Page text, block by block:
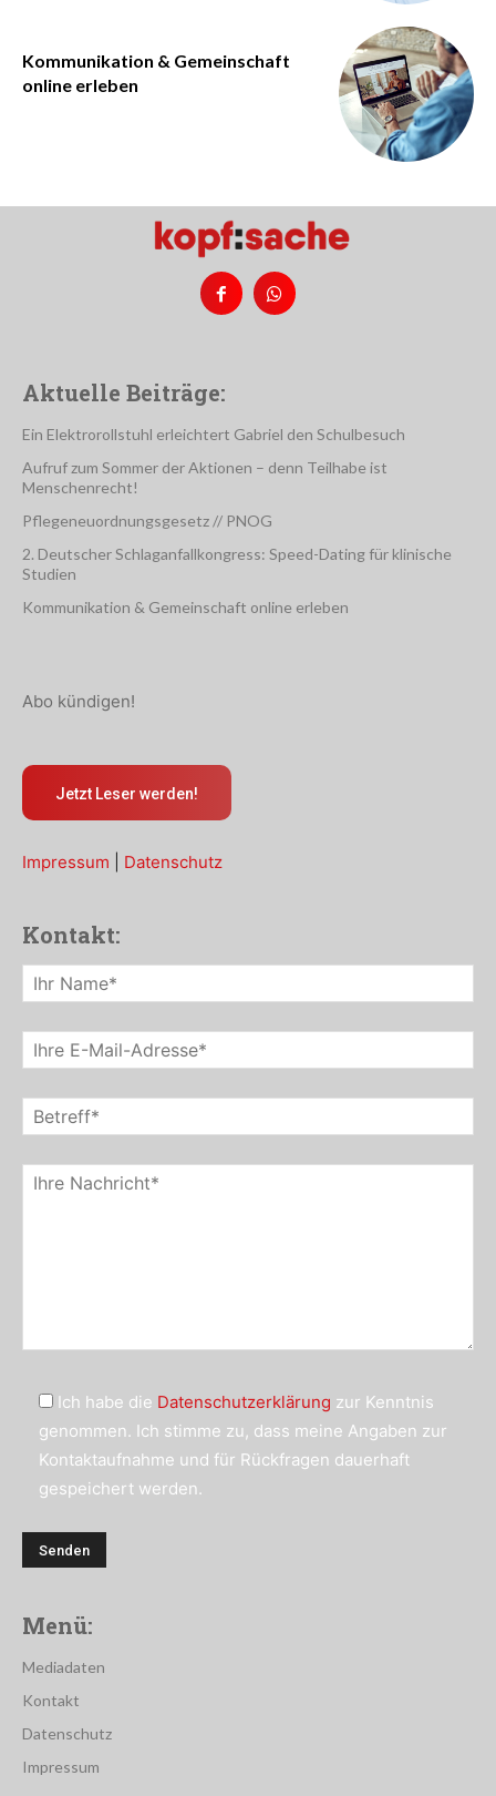
Kommunikation & Gemeinschaft
online erleben
Aktuelle Beiträge:
Ein Elektrorollstuhl erleichtert Gabriel den Schulbesuch
Aufruf zum Sommer der Aktionen – denn Teilhabe ist
Menschenrecht!
Pflegeneuordnungsgesetz // PNOG
2. Deutscher Schlaganfallkongress: Speed-Dating für klinische
Studien
Kommunikation & Gemeinschaft online erleben
Abo kündigen!
Jetzt Leser werden!
Impressum Datenschutz
Kontakt:
Ich habe die Datenschutzerklärung zur Kenntnis
genommen. Ich stimme zu, dass meine Angaben zur
Kontaktaufnahme und für Rückfragen dauerhaft
gespeichert werden.
Menü:
Mediadaten
Kontakt
Datenschutz
Impressum